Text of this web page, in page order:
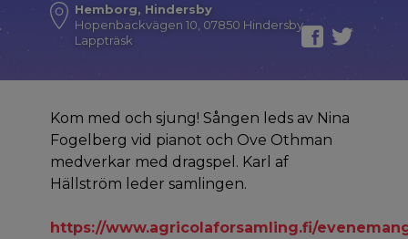
Hemborg, Hindersby
Hopenbackvägen 10, 07850 Hindersby
Lappträsk
Kom med och sjung! Sången leds av Nina
Fogelberg vid pianot och Ove Othman
medverkar med dragspel. Karl af
Hällström leder samlingen.
https://www.agricolaforsamling.fi/